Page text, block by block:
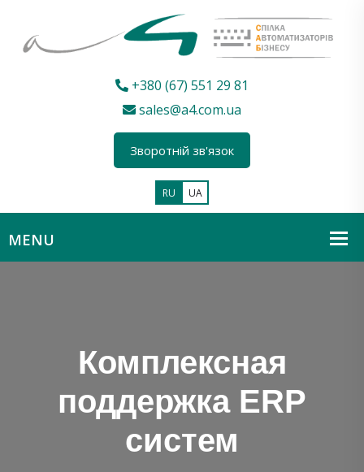
+380 (67) 551 29 81
sales@a4.com.ua
Зворотній зв'язок
RU UA
Комплексная
поддержка ERP
систем